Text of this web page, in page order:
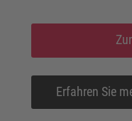
Erfahren Sie